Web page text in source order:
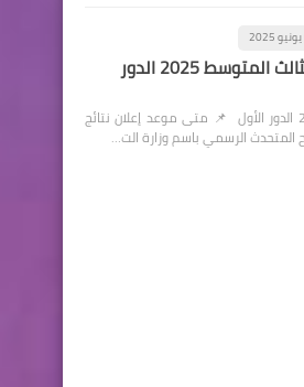
نتائج الثالث المتوسط 2025 الدور
نتائج الثالث المتوسط 2025 الدور الأول 📌 متى موعد إعلان نتائج